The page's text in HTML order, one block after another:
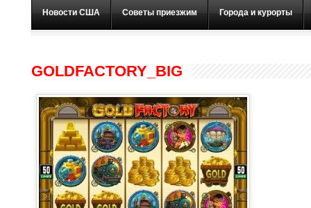
Новости США Советы приезжим Города и курорты
GOLDFACTORY_BIG